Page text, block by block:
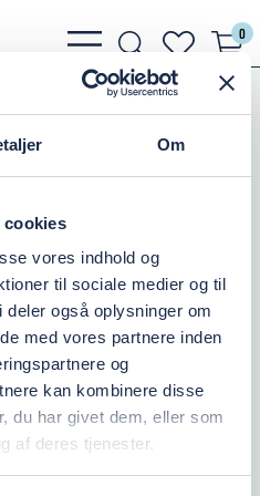
Om
cookies
vores indhold og
til sociale medier og til
også oplysninger om
med vores partnere inden
og
kan kombinere disse
du har givet dem, eller som
af deres tjenester.
bars
light
search
light
heart 0